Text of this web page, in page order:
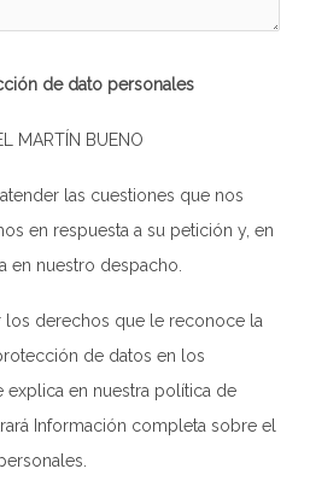
de dato personales
MARTÍN BUENO
las cuestiones que nos
en respuesta a su petición y, en
en nuestro despacho.
los derechos que le reconoce la
de datos en los
en nuestra política de
Información completa sobre el